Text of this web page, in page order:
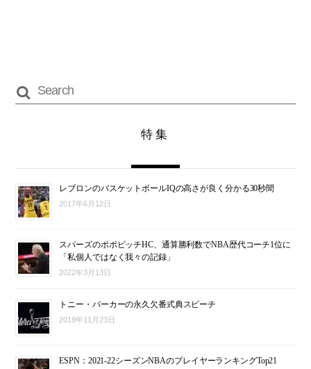
特集
レブロンのバスケットボールIQの高さが良く分かる30秒間
2017年6月12日
スパーズのポポビッチHC、通算勝利数でNBA歴代コーチ1位に
「私個人ではなく我々の記録」
2022年3月13日
トニー・パーカーの永久欠番式典スピーチ
2019年11月23日
ESPN：2021-22シーズンNBAのプレイヤーランキングTop21